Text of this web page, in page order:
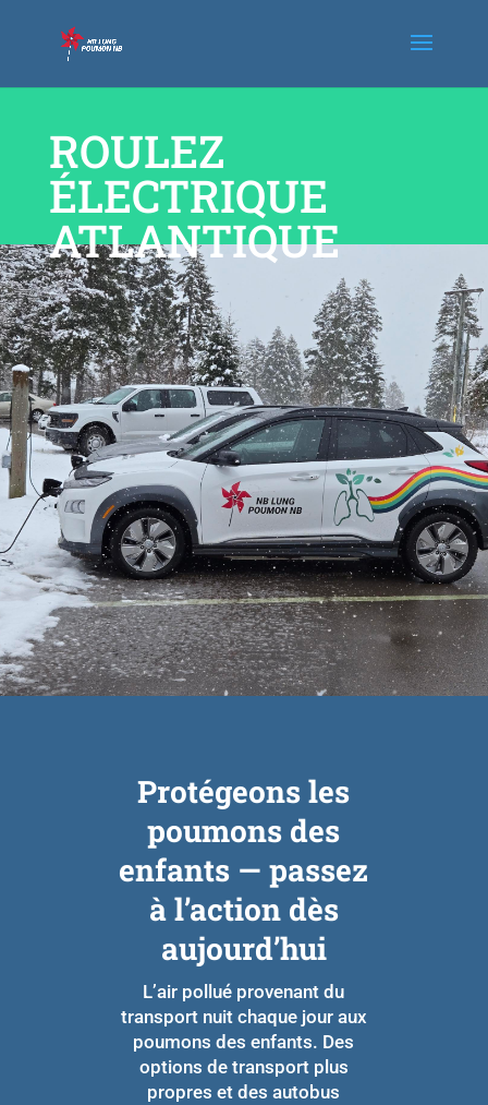
ROULEZ
ÉLECTRIQUE
ATLANTIQUE
Protégeons les
poumons des
enfants — passez
à l’action dès
aujourd’hui
L’air pollué provenant du
transport nuit chaque jour aux
poumons des enfants. Des
options de transport plus
propres et des autobus